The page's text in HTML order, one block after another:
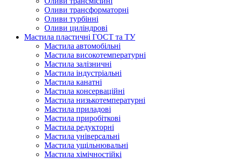
Оливи трансформаторні
Оливи турбінні
Оливи циліндрові
Мастила пластичні ГОСТ та ТУ
Мастила автомобільні
Мастила високотемпературні
Мастила залізничні
Мастила індустріальні
Мастила канатні
Мастила консерваційні
Мастила низькотемпературні
Мастила приладові
Мастила приробіткові
Мастила редукторні
Мастила універсальні
Мастила ущільнювальні
Мастила хімічностійкі